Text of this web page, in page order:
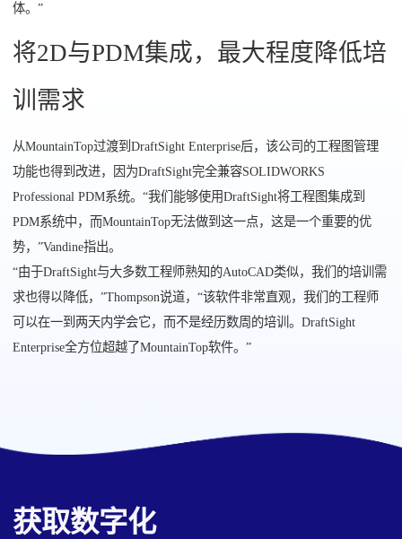
体。”
将2D与PDM集成，最大程度降低培
训需求
从MountainTop过渡到DraftSight Enterprise后，该公司的工程图管理
功能也得到改进，因为DraftSight完全兼容SOLIDWORKS
Professional PDM系统。“我们能够使用DraftSight将工程图集成到
PDM系统中，而MountainTop无法做到这一点，这是一个重要的优
势，”Vandine指出。
“由于DraftSight与大多数工程师熟知的AutoCAD类似，我们的培训需
求也得以降低，”Thompson说道，“该软件非常直观，我们的工程师
可以在一到两天内学会它，而不是经历数周的培训。DraftSight
Enterprise全方位超越了MountainTop软件。”
获取数字化